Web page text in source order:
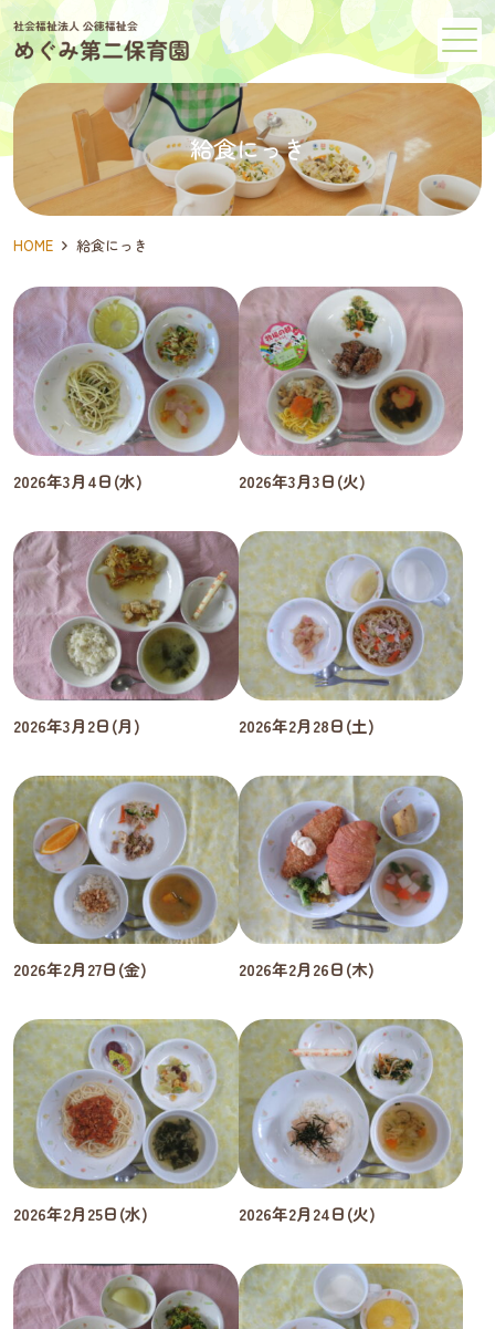
メニュー
給食にっき
HOME 給食にっき
2026年3月4日(水) 2026年3月3日(火)
2026年3月2日(月) 2026年2月28日(土)
2026年2月27日(金) 2026年2月26日(木)
2026年2月25日(水) 2026年2月24日(火)